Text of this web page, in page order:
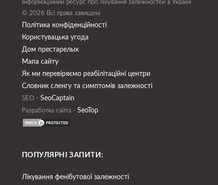
Інформаційний ресурс про лікування залежностей в Україні
© 2026 Всі права захищені
Політика конфіденційності
Користувацька угода
Дом престарелых
Мапа сайту
Як ми перевіряємо реабілітаційні центри
Словник сленгу та симптомів залежності
SEO - SeoСaptain
Разработка сайта - SeoTop
ПОПУЛЯРНІ ЗАПИТИ:
Лікування фенібутової залежності